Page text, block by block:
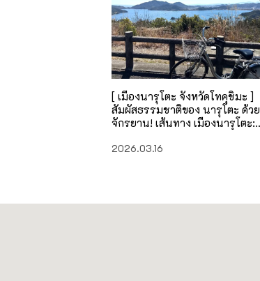
[ เมืองนารุโตะ จังหวัดโทคุชิมะ ]
สัมผัสธรรมชาติของ นารุโตะ ด้วย
จักรยาน! เส้นทาง เมืองนารุโตะ:
2026.03.16